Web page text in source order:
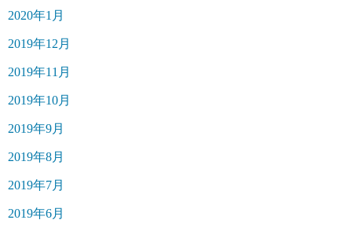
2020年1月
2019年12月
2019年11月
2019年10月
2019年9月
2019年8月
2019年7月
2019年6月